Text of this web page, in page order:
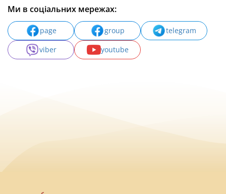
Ми в соціальних мережах:
page group
telegram
viber
youtube